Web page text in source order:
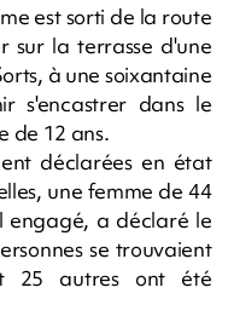
est sorti de la route
sur la terrasse d'une
à une soixantaine
s'encastrer dans le
de 12 ans.
déclarées en état
une femme de 44
engagé, a déclaré le
se trouvaient
25 autres ont été